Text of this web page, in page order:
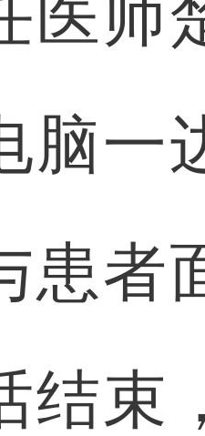
医师
脑一
患者
结束